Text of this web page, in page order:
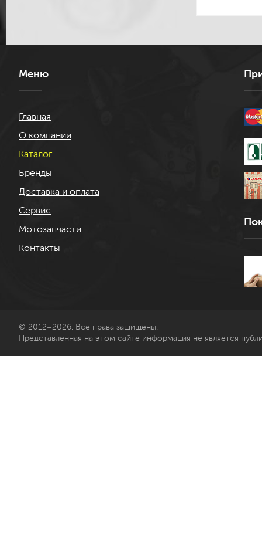
Меню
Главная
О компании
Каталог
Бренды
Доставка и оплата
Сервис
Мотозапчасти
Контакты
© 2012–2026. Все права защищены.
Представленная на этом сайте информация не является